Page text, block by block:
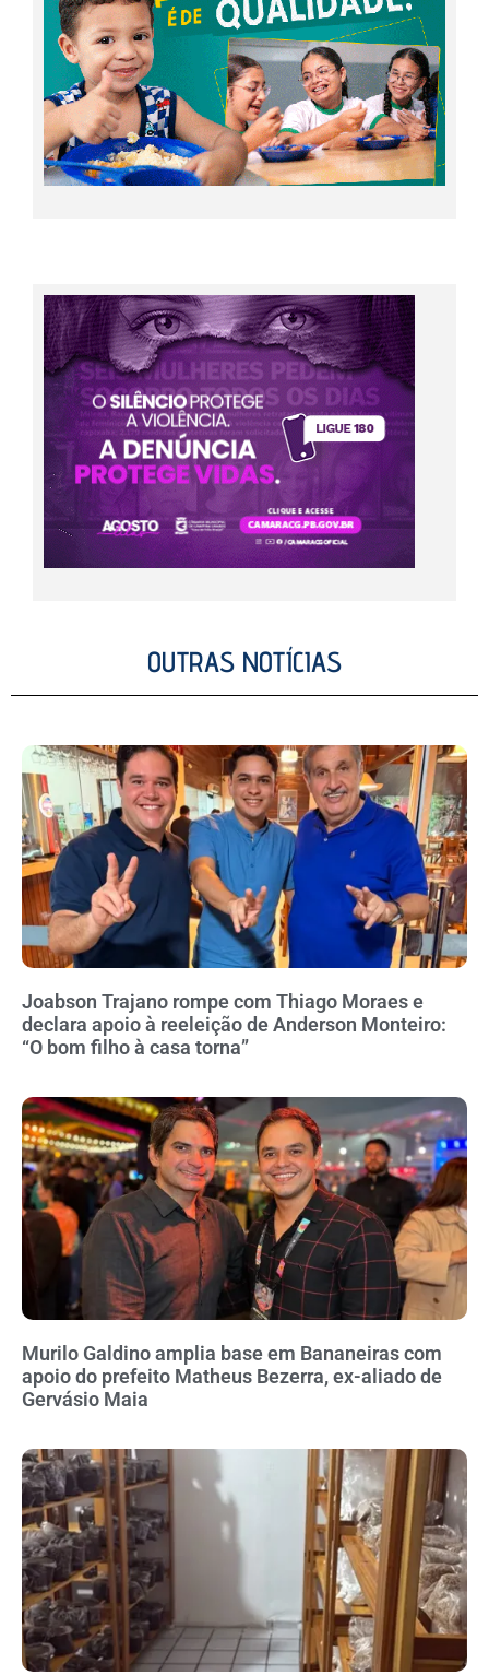
OUTRAS NOTÍCIAS
Joabson Trajano rompe com Thiago Moraes e
declara apoio à reeleição de Anderson Monteiro:
“O bom filho à casa torna”
Murilo Galdino amplia base em Bananeiras com
apoio do prefeito Matheus Bezerra, ex-aliado de
Gervásio Maia